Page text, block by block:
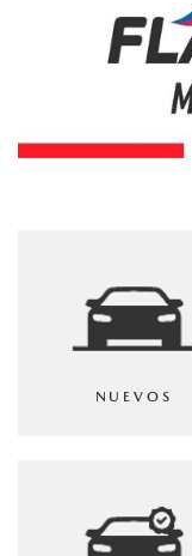
NUEVOS